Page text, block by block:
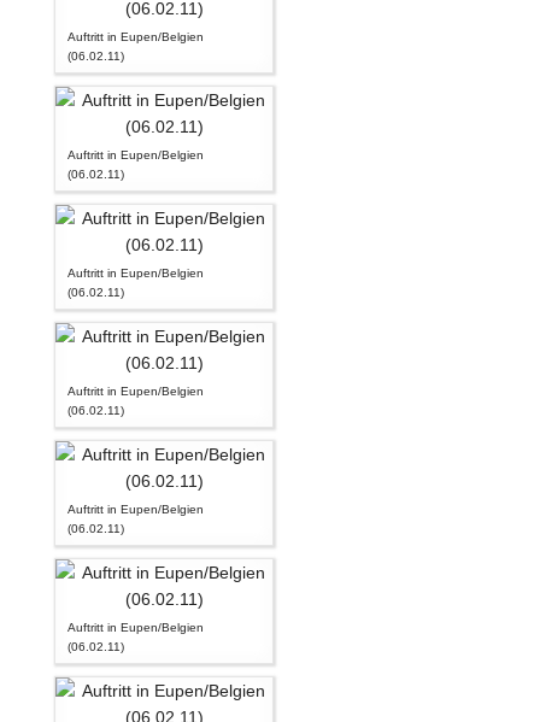
Auftritt in Eupen/Belgien
(06.02.11)
Auftritt in Eupen/Belgien
(06.02.11)
Auftritt in Eupen/Belgien
(06.02.11)
Auftritt in Eupen/Belgien
(06.02.11)
Auftritt in Eupen/Belgien
(06.02.11)
Auftritt in Eupen/Belgien
(06.02.11)